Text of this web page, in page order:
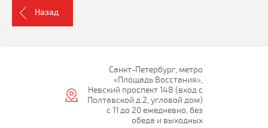
Назад
Санкт-Петербург, метро
«Площадь Восстания»,
Невский проспект 148 (вход с
Полтавской д.2, угловой дом)
с 11 до 20 ежедневно, без
обеда и выходных